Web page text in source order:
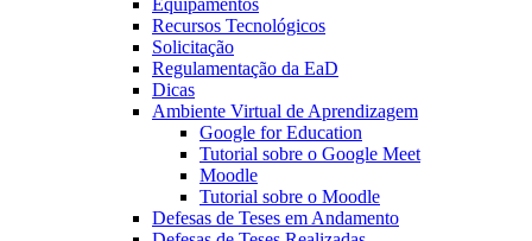
Equipamentos
Recursos Tecnológicos
Solicitação
Regulamentação da EaD
Dicas
Ambiente Virtual de Aprendizagem
Google for Education
Tutorial sobre o Google Meet
Moodle
Tutorial sobre o Moodle
Defesas de Teses em Andamento